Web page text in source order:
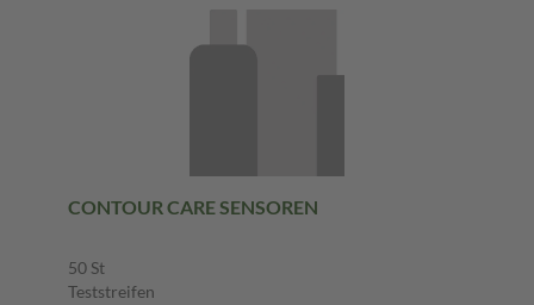
CONTOUR CARE SENSOREN
50 St
Teststreifen